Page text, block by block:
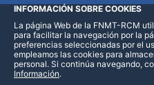
LinkedInFacebook
INFORMACIÓN SOBRE COOKIES
La página Web de la FNMT-RCM
para facilitar la navegación por la
preferencias seleccionadas por el
empleamos las cookies para
personal. Si continúa navegando,
Información.